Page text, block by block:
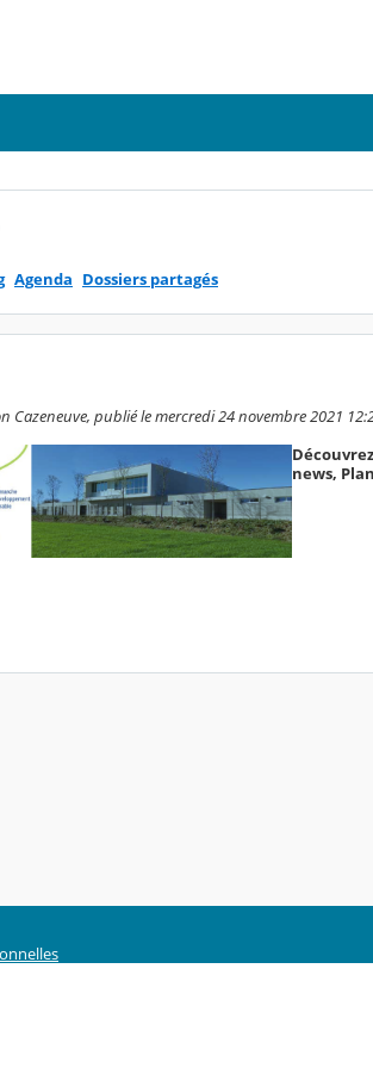
Agenda Dossiers partagés
Cazeneuve, publié le mercredi 24 novembre 2021
news,